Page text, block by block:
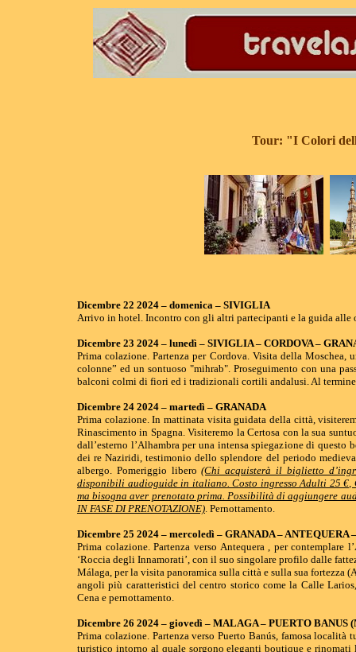
Tour: "I Colori
Dicembre 22 2024 – domenica – SIVIGLIA
Arrivo in hotel. Incontro con gli altri partecipanti e la guida alle
Dicembre 23 2024 – lunedì – SIVIGLIA – CORDOVA –
Prima colazione. Partenza per Cordova. Visita della
colonne” ed un sontuoso "mihrab". Proseguimento con una
balconi colmi di fiori ed i tradizionali cortili andalusi. Al
Dicembre 24 2024 – martedì – GRANADA
Prima colazione. In mattinata visita guidata della città,
Rinascimento in Spagna. Visiteremo la Certosa con la sua
dall’esterno l’Alhambra per una intensa spiegazione di
dei re Naziridi, testimonio dello splendore del periodo
albergo. Pomeriggio libero(Chi acquisterà il biglietto
disponibili audioguide in italiano. Costo ingresso Adulti 25 €,
ma bisogna aver prenotato prima. Possibilità di aggiungere
IN FASE DI PRENOTAZIONE). Pernottamento.
Dicembre 25 2024 – mercoledì – GRANADA – ANTEQUERA
Prima colazione. Partenza verso Antequera , per
‘Roccia degli Innamorati’, con il suo singolare profilo dalle
Málaga, per la visita panoramica sulla città e sulla sua fortezza
angoli più caratteristici del centro storico come la Calle
Cena e pernottamento.
Dicembre 26 2024 – giovedì – MALAGA – PUERTO
Prima colazione. Partenza verso Puerto Banús, famosa
turistico intorno al quale sorgono eleganti boutique e